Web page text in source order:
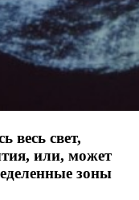
весь свет,
или, может
зоны